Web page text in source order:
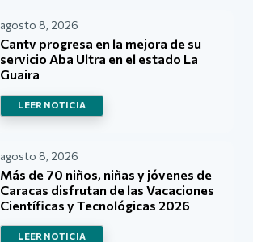
agosto 8, 2026
Cantv progresa en la mejora de su
servicio Aba Ultra en el estado La
Guaira
LEER NOTICIA
agosto 8, 2026
Más de 70 niños, niñas y jóvenes de
Caracas disfrutan de las Vacaciones
Científicas y Tecnológicas 2026
LEER NOTICIA